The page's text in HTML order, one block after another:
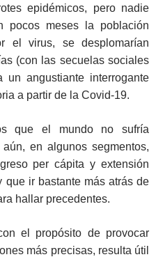
epidémicos, pero nadie
pocos meses la población
el virus, se desplomarían
(con las secuelas sociales
angustiante interrogante
a partir de la Covid-19.
que el mundo no sufría
en algunos segmentos,
per cápita y extensión
que ir bastante más atrás de
hallar precedentes.
el propósito de provocar
más precisas, resulta útil